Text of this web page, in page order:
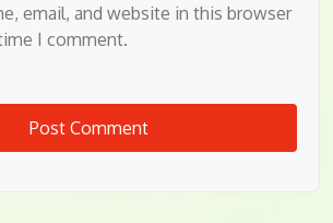
email, and website in this browser
I comment.